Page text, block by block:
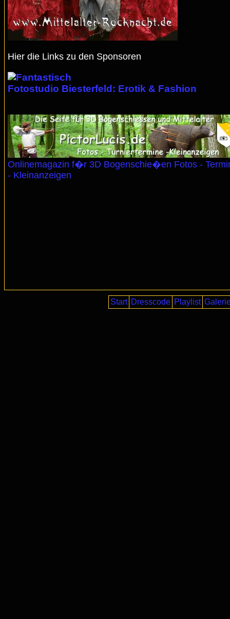
Hier die Links zu den Sponsoren
Fotostudio Biesterfeld: Erotik & Fashion
Onlinemagazin f�r 3D Bogenschie�en Fotos -
- Kleinanzeigen
Start Dresscode Playlist